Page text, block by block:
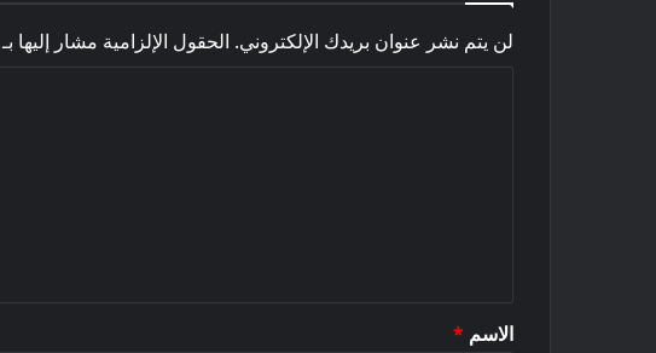
لن يتم نشر عنوان بريدك الإلكتروني. الحقول الإلزامية مشار إليها بـ
*
الاسم *